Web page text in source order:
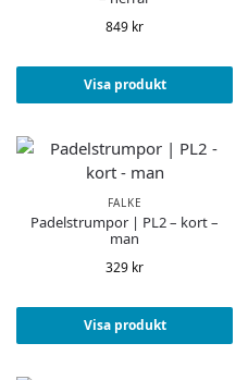
849 kr
Visa produkt
FALKE
Padelstrumpor | PL2 – kort –
man
329 kr
Visa produkt